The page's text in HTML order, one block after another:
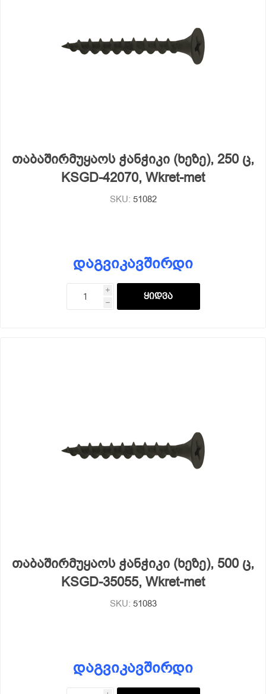
თაბაშირმუყაოს ჭანჭიკი (ხეზე), 250 ც,
KSGD-42070, Wkret-met
SKU: 51082
დაგვიკავშირდი
i
h
თაბაშირმუყაოს ჭანჭიკი (ხეზე), 500 ც,
KSGD-35055, Wkret-met
SKU: 51083
დაგვიკავშირდი